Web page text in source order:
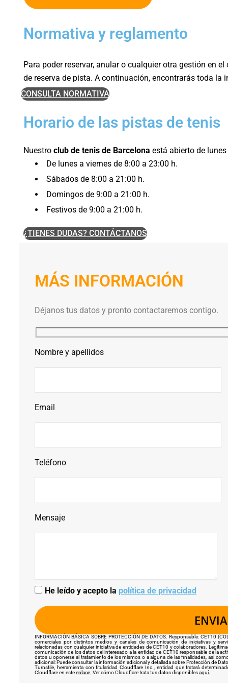
Normativa y reglamento
Para poder reservar, anular o cualquier otra gestión en
de reserva de pista. A continuación, encontrarás toda
CONSULTA NORMATIVA
Horario de las pistas de tenis
Nuestro club de tenis de Barcelona está abierto de
De lunes a viernes de 8:00 a 23:00 h.
Sábados de 8:00 a 21:00 h.
Domingos de 9:00 a 21:00 h.
Festivos de 9:00 a 21:00 h.
¿TIENES DUDAS? CONTÁCTANOS
MÁS INFORMACIÓN
Déjanos tus datos y pronto contactaremos contigo.
Nombre y apellidos
Email
Teléfono
Mensaje
He leído y acepto la política de privacidad
INFORMACIÓN BÁSICA SOBRE PROTECCIÓN DE DATOS. Responsable: CET10
comerciales por distintos medios y canales de comunicación de iniciativas y
relacionadas con cualquier iniciativa de entidades de CET10 y colaboradores.
comunicación de los datos del interesado a la entidad de CET10 responsable de la
datos u oponerse al tratamiento de los mismos o a alguna de las finalidades, así
adicional: Puede consultar la información adicional y detallada sobre Protección de
Turnstile, herramienta con titularidad Cloudflare Inc., entidad que tratará
Cloudflare en esteenlace. Ver cómo Cloudflare trata tus datos disponiblesaquí.